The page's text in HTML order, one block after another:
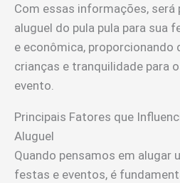
Com essas informações, será
aluguel do pula pula para sua
e econômica, proporcionando
crianças e tranquilidade para
evento.
Principais Fatores que
Aluguel
Quando pensamos em alugar
festas e eventos, é